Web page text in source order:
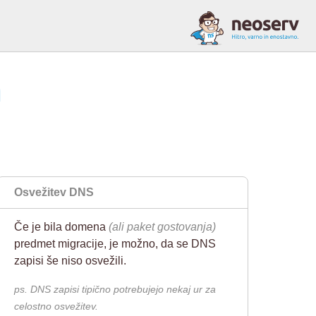
Osvežitev DNS
Če je bila domena (ali paket gostovanja)
predmet migracije, je možno, da se DNS
zapisi še niso osvežili.
ps. DNS zapisi tipično potrebujejo nekaj ur za
celostno osvežitev.